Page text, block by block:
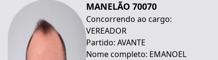
MANELÃO 70070
Concorrendo ao cargo:
VEREADOR
Partido: AVANTE
Nome completo: EMANOEL